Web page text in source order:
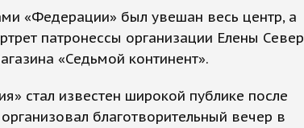
«Федерации» был увешан весь центр, а
патронессы организации Елены Север
«Седьмой континент».
стал известен широкой публике после
благотворительный вечер в